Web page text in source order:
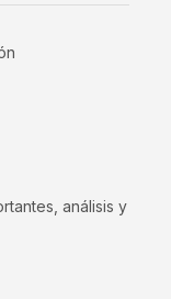
análisis y